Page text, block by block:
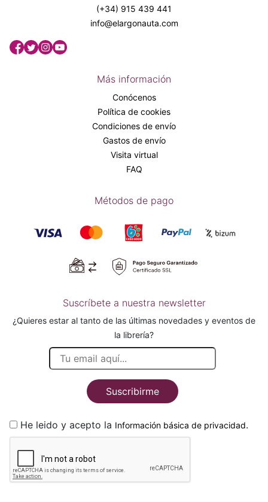
(+34) 915 439 441
info@elargonauta.com
Más información
Conócenos
Política de cookies
Condiciones de envío
Gastos de envío
Visita virtual
FAQ
Métodos de pago
Suscríbete a nuestra newsletter
¿Quieres estar al tanto de las últimas novedades y eventos de
la librería?
Suscribirme
He leido y acepto la Información básica de privacidad.